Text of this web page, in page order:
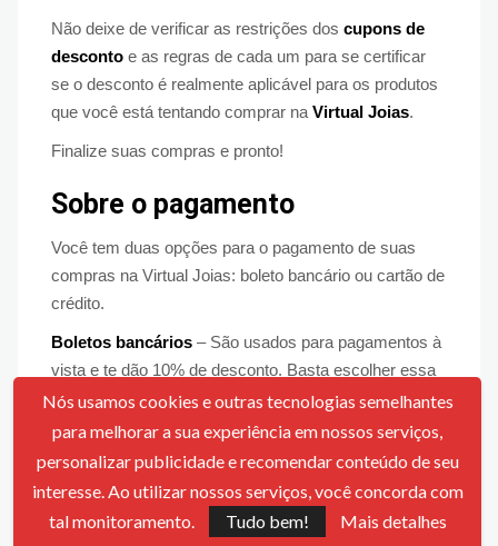
Não deixe de verificar as restrições dos cupons de
desconto e as regras de cada um para se certificar
se o desconto é realmente aplicável para os produtos
que você está tentando comprar na Virtual Joias.
Finalize suas compras e pronto!
Sobre o pagamento
Você tem duas opções para o pagamento de suas
compras na Virtual Joias: boleto bancário ou cartão de
crédito.
Boletos bancários – São usados para pagamentos à
vista e te dão 10% de desconto. Basta escolher essa
opção, imprimir o boleto e pagar normalmente nas
agências bancárias ou casas lotéricas.
Cartão de crédito– Com essa opção você também
pode pagar à vista ou parcelar suas compras em até
10 vezes sem juros. A Virtual Joias aceita as maiores
Nós usamos cookies e outras tecnologias semelhantes
para melhorar a sua experiência em nossos serviços,
personalizar publicidade e recomendar conteúdo de seu
interesse. Ao utilizar nossos serviços, você concorda com
tal monitoramento.
Tudo bem! Mais detalhes